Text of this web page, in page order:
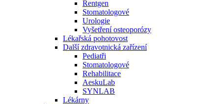
Rentgen
Stomatologové
Urologie
Vyšetření osteoporózy
Lékařská pohotovost
Další zdravotnická zařízení
Pediatři
Stomatologové
Rehabilitace
AeskuLab
SYNLAB
Lékárny